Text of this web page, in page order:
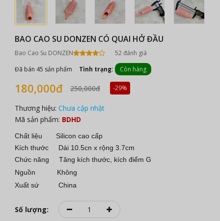
BAO CAO SU DONZEN CÓ QUAI HỞ ĐẦU
Bao Cao Su DONZEN
52 đánh giá
Đã bán 45 sản phẩm
Tình trạng: Còn hàng
180,000đ 250,000đ -29%
Thương hiệu: Chưa cập nhật
Mã sản phẩm: BDHD
Chất liệu Silicon cao cấp
Kích thước Dài 10.5cn x rộng 3.7cm
Chức năng Tăng kích thước, kích điểm G
Nguồn Không
Xuất sứ China
Số lượng: